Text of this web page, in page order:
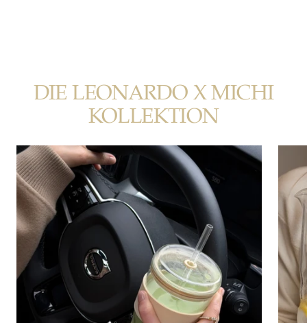
DIE LEONARDO X MICHI
KOLLEKTION